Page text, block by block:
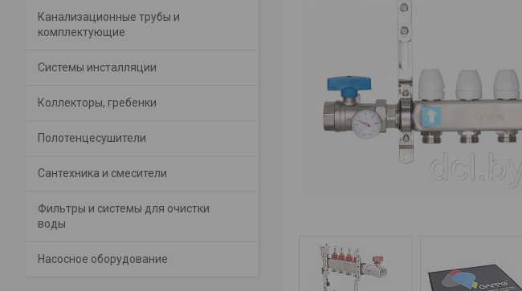
Канализационные трубы и
комплектующие
Системы инсталляции
Коллекторы, гребенки
Полотенцесушители
Сантехника и смесители
Фильтры и системы для очистки
воды
Насосное оборудование